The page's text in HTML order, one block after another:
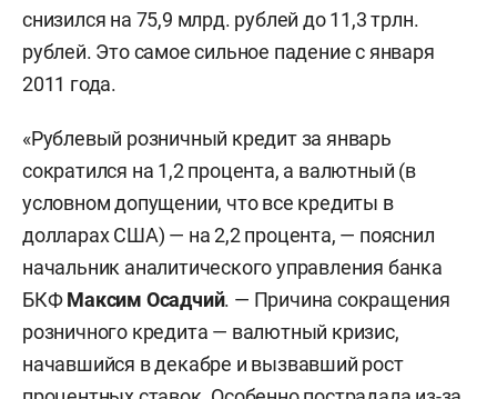
снизился на 75,9 млрд. рублей до 11,3 трлн.
рублей. Это самое сильное падение с января
2011 года.
«Рублевый розничный кредит за январь
сократился на 1,2 процента, а валютный (в
условном допущении, что все кредиты в
долларах США) — на 2,2 процента, — пояснил
начальник аналитического управления банка
БКФМаксим Осадчий. — Причина сокращения
розничного кредита — валютный кризис,
начавшийся в декабре и вызвавший рост